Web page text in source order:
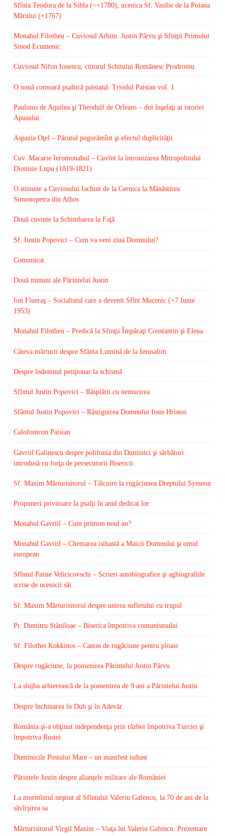
Sfînta Teodora de la Sihla (~+1780), ucenica Sf. Vasilie de la Poiana
Mărului (+1767)
Monahul Filotheu – Cuviosul Arhim. Justin Pârvu şi Sfinţii Primului
Sinod Ecumenic
Cuviosul Nifon Ionescu, ctitorul Schitului Românesc Prodromu
O nouă comoară psaltică paisiană: Triodul Paisian vol. 1
Paulinus de Aquilea şi Theodulf de Orleans – doi înşelaţi ai istoriei
Apusului
Aspazia Oţel – Părutul pogorămînt şi efectul duplicităţii
Cuv. Macarie Ieromonahul – Cuvînt la întronizarea Mitropolitului
Dionisie Lupu (1819-1821)
O minune a Cuviosului Iachint de la Cernica la Mănăstirea
Simonopetra din Athos
Două cuvinte la Schimbarea la Faţă
Sf. Iustin Popovici – Cum va veni ziua Domnului?
Comunicat
Două minuni ale Părintelui Justin
Ion Flueraş – Socialistul care a devenit Sfînt Mucenic (+7 Iunie
1953)
Monahul Filotheu – Predică la Sfinţii Împăraţi Constantin şi Elena
Câteva mărturii despre Sfânta Lumină de la Ierusalim
Despre îndemnul petiţionar la schismă
Sfîntul Justin Popovici – Răsplătit cu nemurirea
Sfântul Justin Popovici – Răstignirea Domnului Iisus Hristos
Calofonicon Paisian
Gavriil Galinescu despre polifonia din Duminici şi sărbători
introdusă cu forţa de persecutorii Bisericii
Sf. Maxim Mărturisitorul – Tâlcuire la rugăciunea Dreptului Symeon
Propuneri privitoare la psalţi în anul dedicat lor
Monahul Gavriil – Cum primim noul an?
Monahul Gavriil – Chemarea isihastă a Maicii Domnului şi omul
european
Sfîntul Paisie Velicicovschi – Scrieri autobiografice şi aghiografiile
scrise de ucenicii săi
Sf. Maxim Mărturisitorul despre unirea sufletului cu trupul
Pr. Dumitru Stăniloae – Biserica împotriva comunismului
Sf. Filothei Kokkinos – Canon de rugăciune pentru ploaie
Despre rugăciune, la pomenirea Părintelui Justin Pârvu
La slujba arhierească de la pomenirea de 9 ani a Părintelui Justin
Despre închinarea în Duh şi în Adevăr
România şi-a obţinut independenţa prin război împotriva Turciei şi
împotriva Rusiei
Duminicile Postului Mare – un manifest isihast
Părintele Justin despre alianţele militare ale României
La mormîntul neştiut al Sfîntului Valeriu Gafencu, la 70 de ani de la
săvîrşirea sa
Mărturisitorul Virgil Maxim – Viaţa lui Valeriu Gafencu. Prezentare